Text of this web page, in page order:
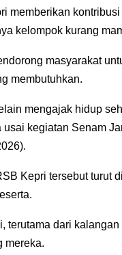
memberikan
kelompok kurang
masyarakat
membutuhkan.
mengajak hidup
usai kegiatan Senam
Kepri tersebut turut
terutama dari
mereka.